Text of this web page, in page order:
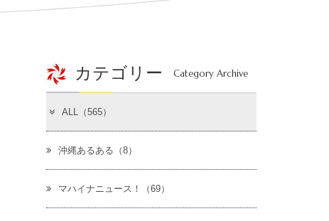
カテゴリー Category Archive
ALL（565）
沖縄あるある（8）
マハイナニュース！（69）